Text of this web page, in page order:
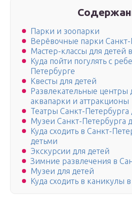
Парки и зоопарки
Верёвочные парки Санкт-
Мастер-классы для детей
Куда пойти погулять с
Петербурге
Квесты для детей
Развлекательные центры
аквапарки и аттракционы
Театры Санкт-Петербурга
Музеи Санкт-Петербурга
Куда сходить в Санкт-
детьми
Экскурсии для детей
Зимние развлечения в
Музеи для детей
Куда сходить в каникулы